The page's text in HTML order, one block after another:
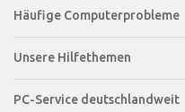
Häufige Computerprobleme
Unsere Hilfethemen
PC-Service deutschlandweit